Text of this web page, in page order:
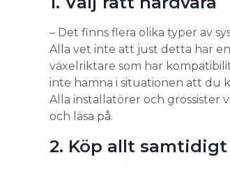
– Det finns flera olika typer av
Alla vet inte att just detta har
växelriktare som har
inte hamna i situationen att du
Alla installatörer och grossister
och läsa på.
2. Köp allt samtidigt